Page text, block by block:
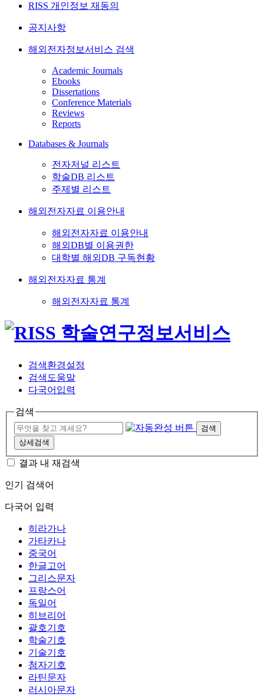
RISS 개인정보 재동의
공지사항
해외전자정보서비스 검색
Academic Journals
Ebooks
Dissertations
Conference Materials
Reviews
Reports
Databases & Journals
전자저널 리스트
학술DB 리스트
주제별 리스트
해외전자자료 이용안내
해외전자자료 이용안내
해외DB별 이용권한
대학별 해외DB 구독현황
해외전자자료 통계
해외전자자료 통계
검색환경설정
검색도움말
다국어입력
검색
검색
상세검색
결과 내 재검색
인기 검색어
다국어 입력
히라가나
가타카나
중국어
한글고어
그리스문자
프랑스어
독일어
히브리어
괄호기호
학술기호
기술기호
첨자기호
라틴문자
러시아문자